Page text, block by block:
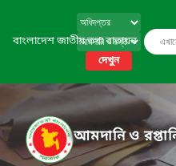
বাংলাদেশ জাতীয় তথ্য বাতায়ন
দেখুন
আমদানি ও